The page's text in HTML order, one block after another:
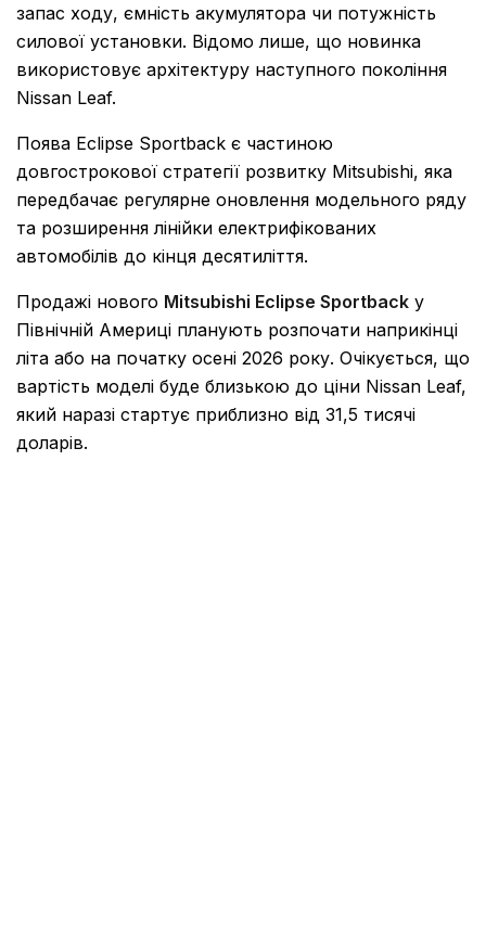
запас ходу, ємність акумулятора чи потужність
силової установки. Відомо лише, що новинка
використовує архітектуру наступного покоління
Nissan Leaf.
Поява Eclipse Sportback є частиною
довгострокової стратегії розвитку Mitsubishi, яка
передбачає регулярне оновлення модельного ряду
та розширення лінійки електрифікованих
автомобілів до кінця десятиліття.
Продажі нового Mitsubishi Eclipse Sportback у
Північній Америці планують розпочати наприкінці
літа або на початку осені 2026 року. Очікується, що
вартість моделі буде близькою до ціни Nissan Leaf,
який наразі стартує приблизно від 31,5 тисячі
доларів.